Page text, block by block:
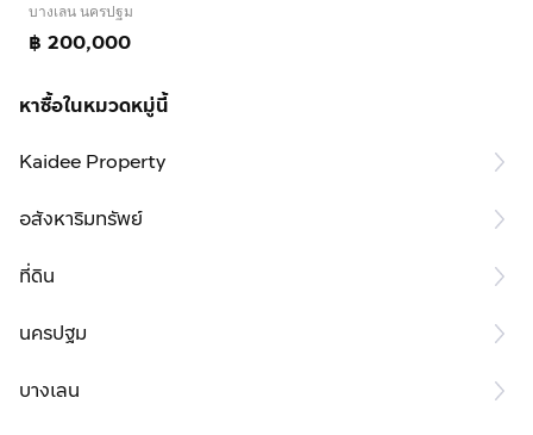
บางเลน นครปฐม
฿ 200,000
หาซื้อในหมวดหมู่นี้
Kaidee Property
อสังหาริมทรัพย์
ที่ดิน
นครปฐม
บางเลน